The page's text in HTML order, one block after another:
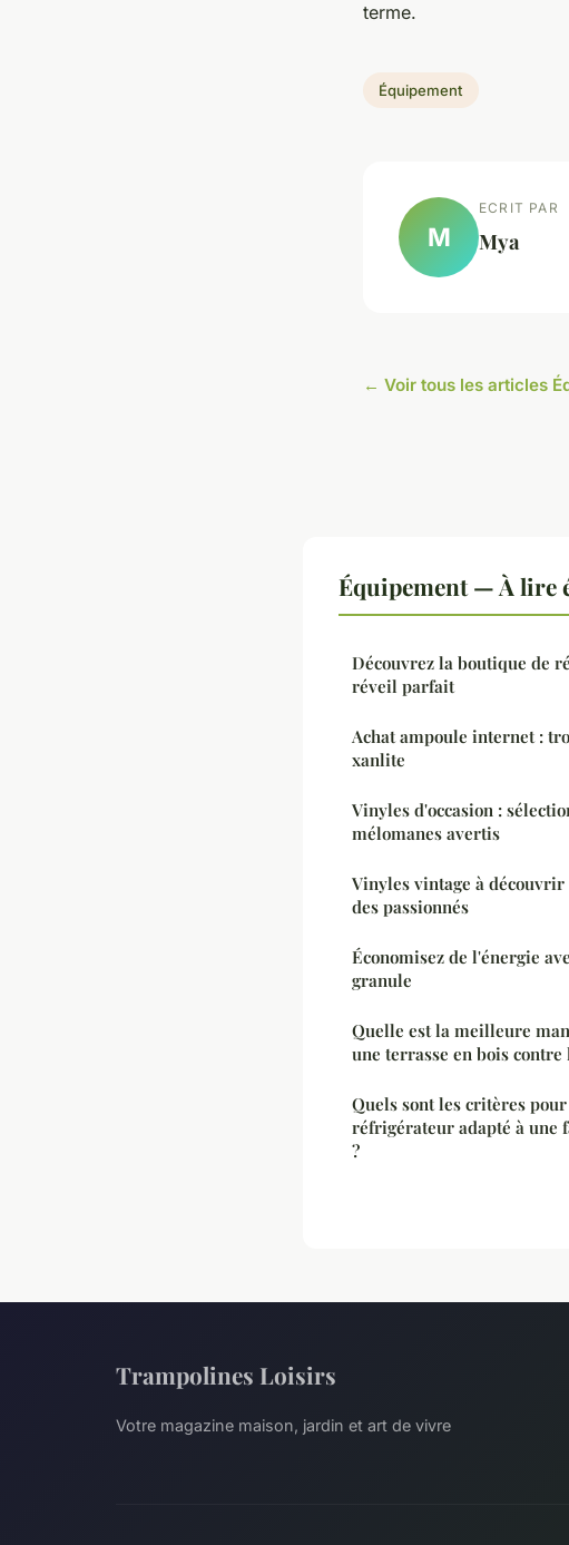
terme.
Équipement
M
ECRIT PAR
Mya
← Voir tous les articles
Équipement — À lire
Découvrez la boutique de
réveil parfait
Achat ampoule internet :
xanlite
Vinyles d'occasion :
mélomanes avertis
Vinyles vintage à
des passionnés
Économisez de l'énergie
granule
Quelle est la meilleure
une terrasse en bois contre
Quels sont les critères
réfrigérateur adapté à une
?
Trampolines Loisirs
Votre magazine maison, jardin et art de vivre